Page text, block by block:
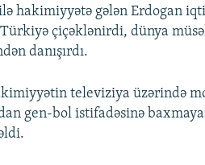
hakimiyyətə gələn Erdogan
çiçəklənirdi, dünya
danışırdı.
televiziya üzərində
gen-bol istifadəsinə